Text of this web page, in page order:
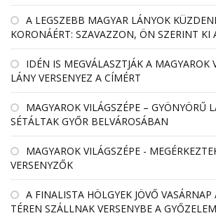
A LEGSZEBB MAGYAR LÁNYOK
KORONÁÉRT: SZAVAZZON, ÖN SZERINT KI
IDÉN IS MEGVÁLASZTJÁK A MAGYAROK
LÁNY VERSENYEZ A CÍMÉRT
MAGYAROK VILÁGSZÉPE – GYÖNYÖRŰ
SÉTÁLTAK GYŐR BELVÁROSÁBAN
MAGYAROK VILÁGSZÉPE -
VERSENYZŐK
A FINALISTA HÖLGYEK JÖVŐ
TÉREN SZÁLLNAK VERSENYBE A